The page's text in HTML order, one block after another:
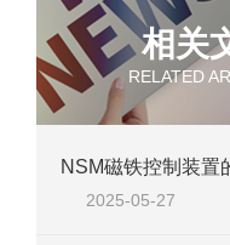
相关
RELATED
2025-05-27